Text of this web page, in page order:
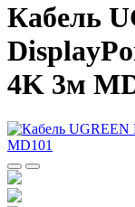
Кабель
4K 3м